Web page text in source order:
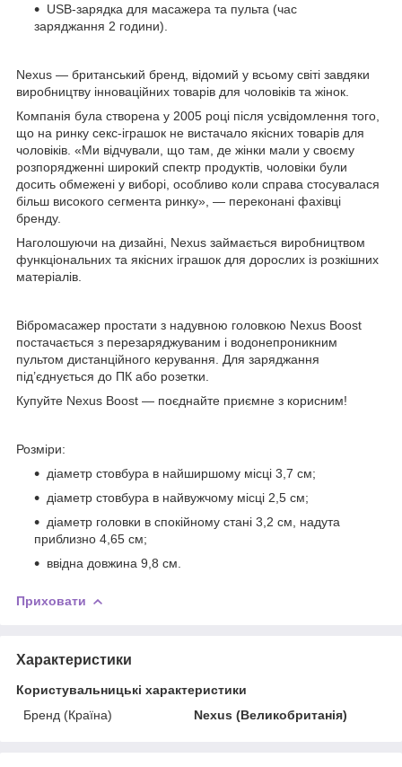
USB-зарядка для масажера та пульта (час
заряджання 2 години).
Nexus — британський бренд, відомий у всьому світі завдяки
виробництву інноваційних товарів для чоловіків та жінок.
Компанія була створена у 2005 році після усвідомлення того,
що на ринку секс-іграшок не вистачало якісних товарів для
чоловіків. «Ми відчували, що там, де жінки мали у своєму
розпорядженні широкий спектр продуктів, чоловіки були
досить обмежені у виборі, особливо коли справа стосувалася
більш високого сегмента ринку», — переконані фахівці
бренду.
Наголошуючи на дизайні, Nexus займається виробництвом
функціональних та якісних іграшок для дорослих із розкішних
матеріалів.
Вібромасажер простати з надувною головкою Nexus Boost
постачається з перезаряджуваним і водонепроникним
пультом дистанційного керування. Для заряджання
під’єднується до ПК або розетки.
Купуйте Nexus Boost — поєднайте приємне з корисним!
Розміри:
діаметр стовбура в найширшому місці 3,7 см;
діаметр стовбура в найвужчому місці 2,5 см;
діаметр головки в спокійному стані 3,2 см, надута
приблизно 4,65 см;
ввідна довжина 9,8 см.
Приховати
Характеристики
Користувальницькі характеристики
Бренд (Країна)
Nexus (Великобританія)